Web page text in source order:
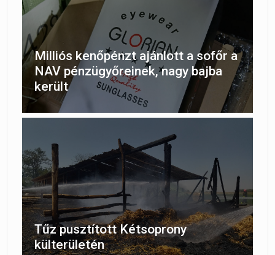
Milliós kenőpénzt ajánlott a sofőr a
NAV pénzügyőreinek, nagy bajba
került
Tűz pusztított Kétsoprony
külterületén